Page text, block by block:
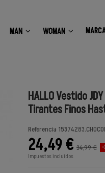
MAN WOMAN
HALLO Vestido
Tirantes Finos
Referencia
24,49 € 34,99 € -
Impuestos incluidos